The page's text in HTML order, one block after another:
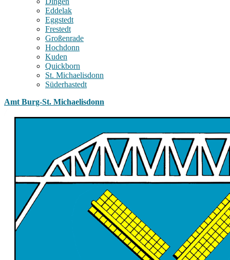
Eddelak
Eggstedt
Frestedt
Großenrade
Hochdonn
Kuden
Quickborn
St. Michaelisdonn
Süderhastedt
Amt Burg-St. Michaelisdonn